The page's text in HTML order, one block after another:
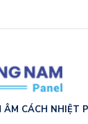
CÁCH NHIỆT